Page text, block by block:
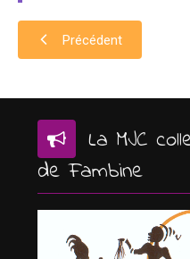
Précédent
La MJC
de Fambine